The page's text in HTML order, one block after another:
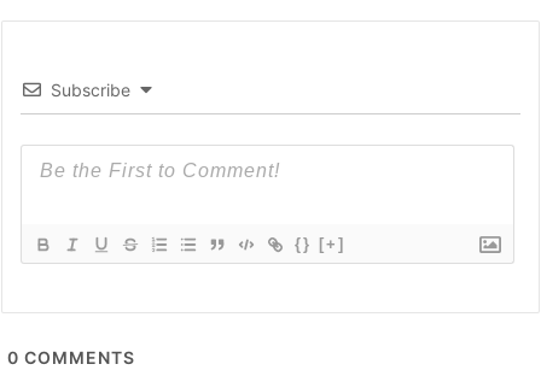
Subscribe
{} [+]
0 COMMENTS